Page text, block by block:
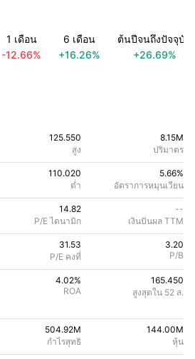
1 เดือน
-12.66%
6 เดือน
+16.26%
ต้นปีจนถึงปัจจุบัน
+26.69%
125.550
สูง
8.15M
ปริมาตร
14.82
P/E ไดนามิก
--
เงินปันผล TTM
5.66%
อัตราการหมุนเวียน
110.020
ต่ำ
31.53
P/E คงที่
3.20
P/B
4.02%
ROA
165.450
สูงสุดใน 52 ส.
504.92M
กําไรสุทธิ
144.00M
หุ้น